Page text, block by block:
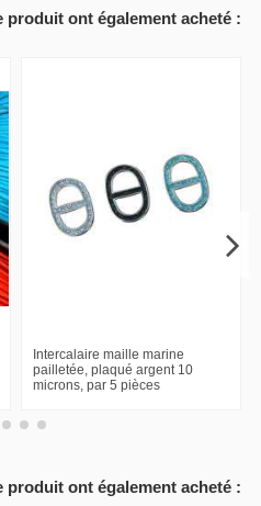
produit ont également acheté :
Intercalaire maille marine
pailletée, plaqué argent 10
microns, par 5 pièces
produit ont également acheté :